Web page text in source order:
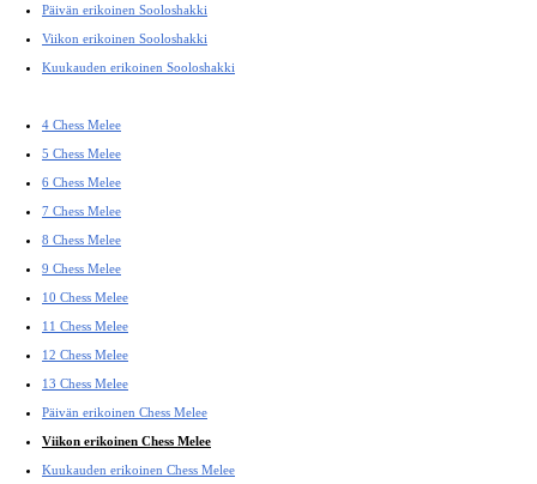
Päivän erikoinen Sooloshakki
Viikon erikoinen Sooloshakki
Kuukauden erikoinen Sooloshakki
4 Chess Melee
5 Chess Melee
6 Chess Melee
7 Chess Melee
8 Chess Melee
9 Chess Melee
10 Chess Melee
11 Chess Melee
12 Chess Melee
13 Chess Melee
Päivän erikoinen Chess Melee
Viikon erikoinen Chess Melee
Kuukauden erikoinen Chess Melee